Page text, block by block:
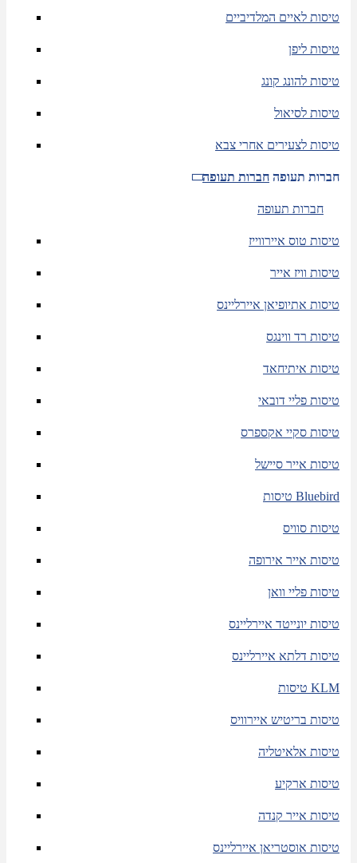
טיסות לאיים המלדיביים
טיסות ליפן
טיסות להונג קונג
טיסות לסיאול
טיסות לצעירים אחרי צבא
חברות תעופה חברות תעופה
חברות תעופה
טיסות טוס איירווייז
טיסות וויז אייר
טיסות אתיופיאן איירליינס
טיסות רד ווינגס
טיסות איתיחאד
טיסות פליי דובאי
טיסות סקיי אקספרס
טיסות אייר סיישל
טיסות Bluebird
טיסות סוויס
טיסות אייר אירופה
טיסות פליי וואן
טיסות יונייטד איירליינס
טיסות דלתא איירליינס
טיסות KLM
טיסות בריטיש איירוויס
טיסות אלאיטליה
טיסות ארקיע
טיסות אייר קנדה
טיסות אוסטריאן איירליינס